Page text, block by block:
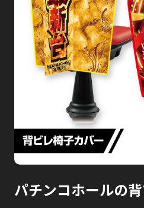
パチンコホールの